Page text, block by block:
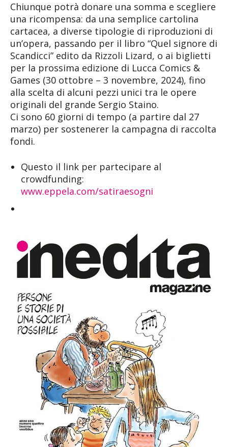
Chiunque potrà donare una somma e scegliere
una ricompensa: da una semplice cartolina
cartacea, a diverse tipologie di riproduzioni di
un’opera, passando per il libro “Quel signore di
Scandicci” edito da Rizzoli Lizard, o ai biglietti
per la prossima edizione di Lucca Comics &
Games (30 ottobre – 3 novembre, 2024), fino
alla scelta di alcuni pezzi unici tra le opere
originali del grande Sergio Staino.
Ci sono 60 giorni di tempo (a partire dal 27
marzo) per sostenerer la campagna di raccolta
fondi.
Questo il link per partecipare al
crowdfunding:
www.eppela.com/satiraesogni